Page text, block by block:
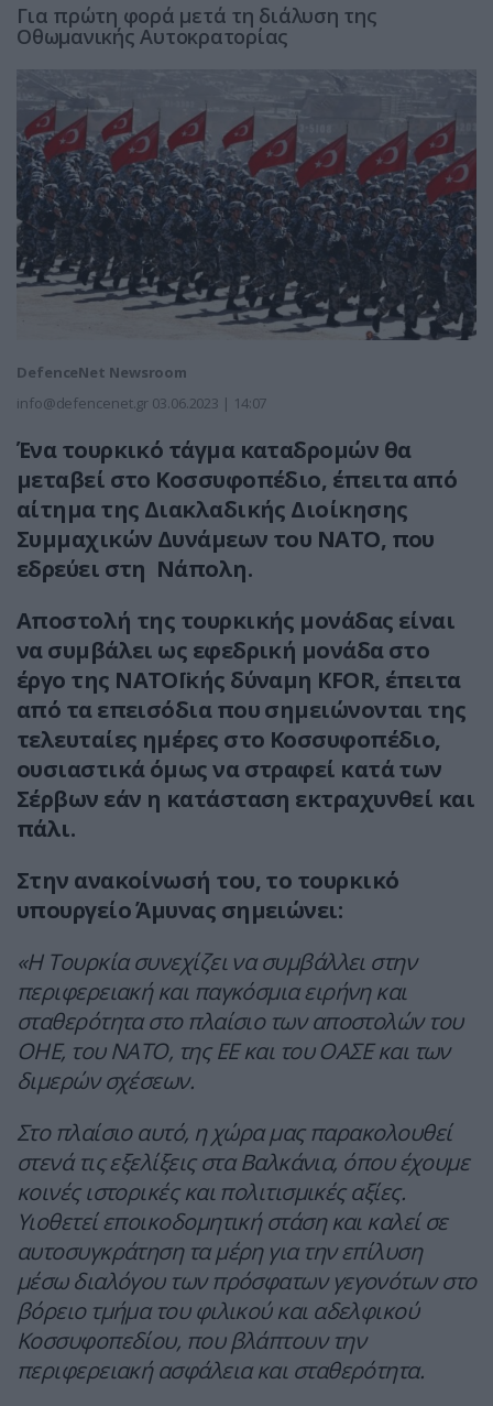
Για πρώτη φορά μετά τη διάλυση της
Οθωμανικής Αυτοκρατορίας
DefenceNet Newsroom
info@defencenet.gr 03.06.2023 | 14:07
Ένα τουρκικό τάγμα καταδρομών θα
μεταβεί στο Κοσσυφοπέδιο, έπειτα από
αίτημα της Διακλαδικής Διοίκησης
Συμμαχικών Δυνάμεων του ΝΑΤΟ, που
εδρεύει στη Νάπολη.
Αποστολή της τουρκικής μονάδας είναι
να συμβάλει ως εφεδρική μονάδα στο
έργο της ΝΑΤΟΪκής δύναμη ΚFOR, έπειτα
από τα επεισόδια που σημειώνονται της
τελευταίες ημέρες στο Κοσσυφοπέδιο,
ουσιαστικά όμως να στραφεί κατά των
Σέρβων εάν η κατάσταση εκτραχυνθεί και
πάλι.
Στην ανακοίνωσή του, το τουρκικό
υπουργείο Άμυνας σημειώνει:
«Η Τουρκία συνεχίζει να συμβάλλει στην
περιφερειακή και παγκόσμια ειρήνη και
σταθερότητα στο πλαίσιο των αποστολών του
ΟΗΕ, του ΝΑΤΟ, της ΕΕ και του ΟΑΣΕ και των
διμερών σχέσεων.
Στο πλαίσιο αυτό, η χώρα μας παρακολουθεί
στενά τις εξελίξεις στα Βαλκάνια, όπου έχουμε
κοινές ιστορικές και πολιτισμικές αξίες.
Υιοθετεί εποικοδομητική στάση και καλεί σε
αυτοσυγκράτηση τα μέρη για την επίλυση
μέσω διαλόγου των πρόσφατων γεγονότων στο
βόρειο τμήμα του φιλικού και αδελφικού
Κοσσυφοπεδίου, που βλάπτουν την
περιφερειακή ασφάλεια και σταθερότητα.